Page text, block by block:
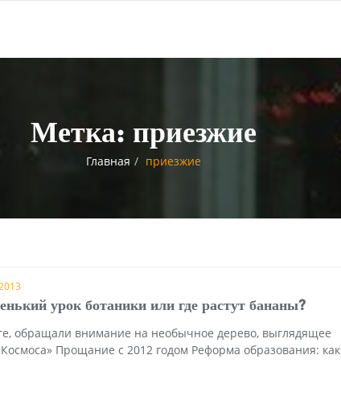
Метка: приезжие
Главная приезжие
урок ботаники или где растут бананы?
обращали внимание на необычное дерево, выглядящее
Прощание с 2012 годом Реформа образования: как